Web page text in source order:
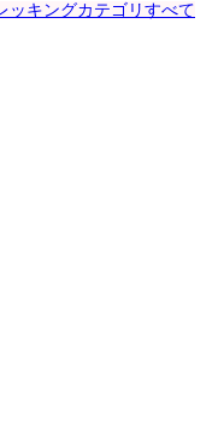
ッキングカテゴリすべて